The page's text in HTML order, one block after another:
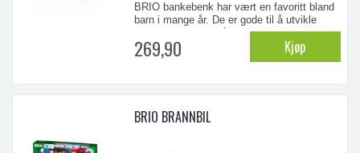
(Kompartibel med de fleste andre i samme
design)
BRIO bankebenk har vært en favoritt bland
barn i mange år. De er gode til å utvikle
motorikken, lære hånd-øye-koordinasjonen
og bedre konsentrasjonen. Denne klassiske
treleken kommer i en flott rødfarge med
269,90 Kjøp
BRIO BRANNBIL